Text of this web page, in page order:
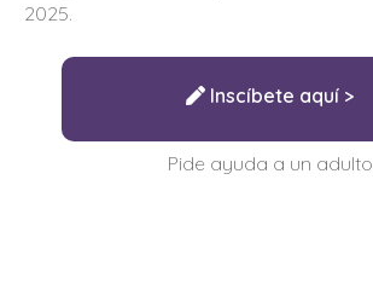
2025.
Inscíbete aquí >
Pide ayuda a un adulto